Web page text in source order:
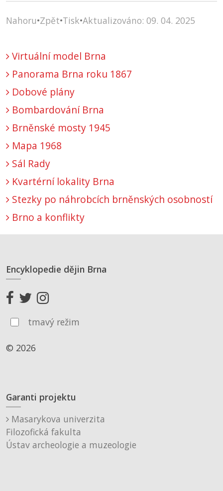
Nahoru•Zpět•Tisk•Aktualizováno: 09. 04. 2025
Virtuální model Brna
Panorama Brna roku 1867
Dobové plány
Bombardování Brna
Brněnské mosty 1945
Mapa 1968
Sál Rady
Kvartérní lokality Brna
Stezky po náhrobcích brněnských osobností
Brno a konflikty
Encyklopedie dějin Brna
tmavý režim
© 2026
Garanti projektu
Masarykova univerzita
Filozofická fakulta
Ústav archeologie a muzeologie